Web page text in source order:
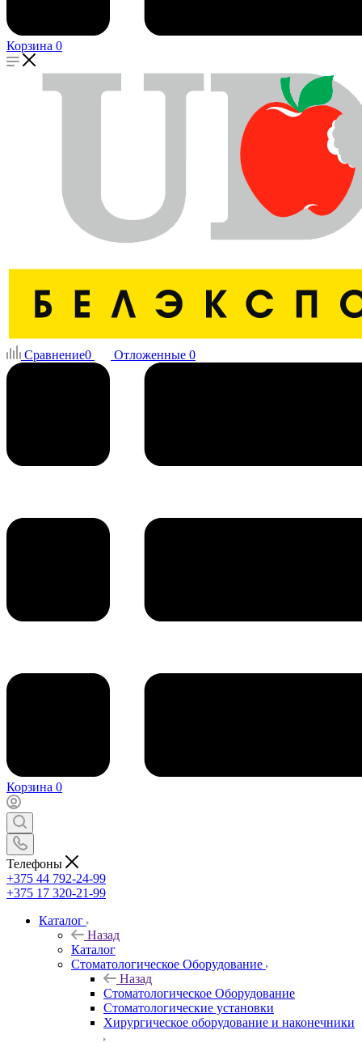
Корзина 0
Сравнение0 Отложенные 0
Корзина 0
Телефоны
+375 44 792-24-99
+375 17 320-21-99
Каталог
Назад
Каталог
Стоматологическое Оборудование
Назад
Стоматологическое Оборудование
Стоматологические установки
Хирургическое оборудование и наконечники